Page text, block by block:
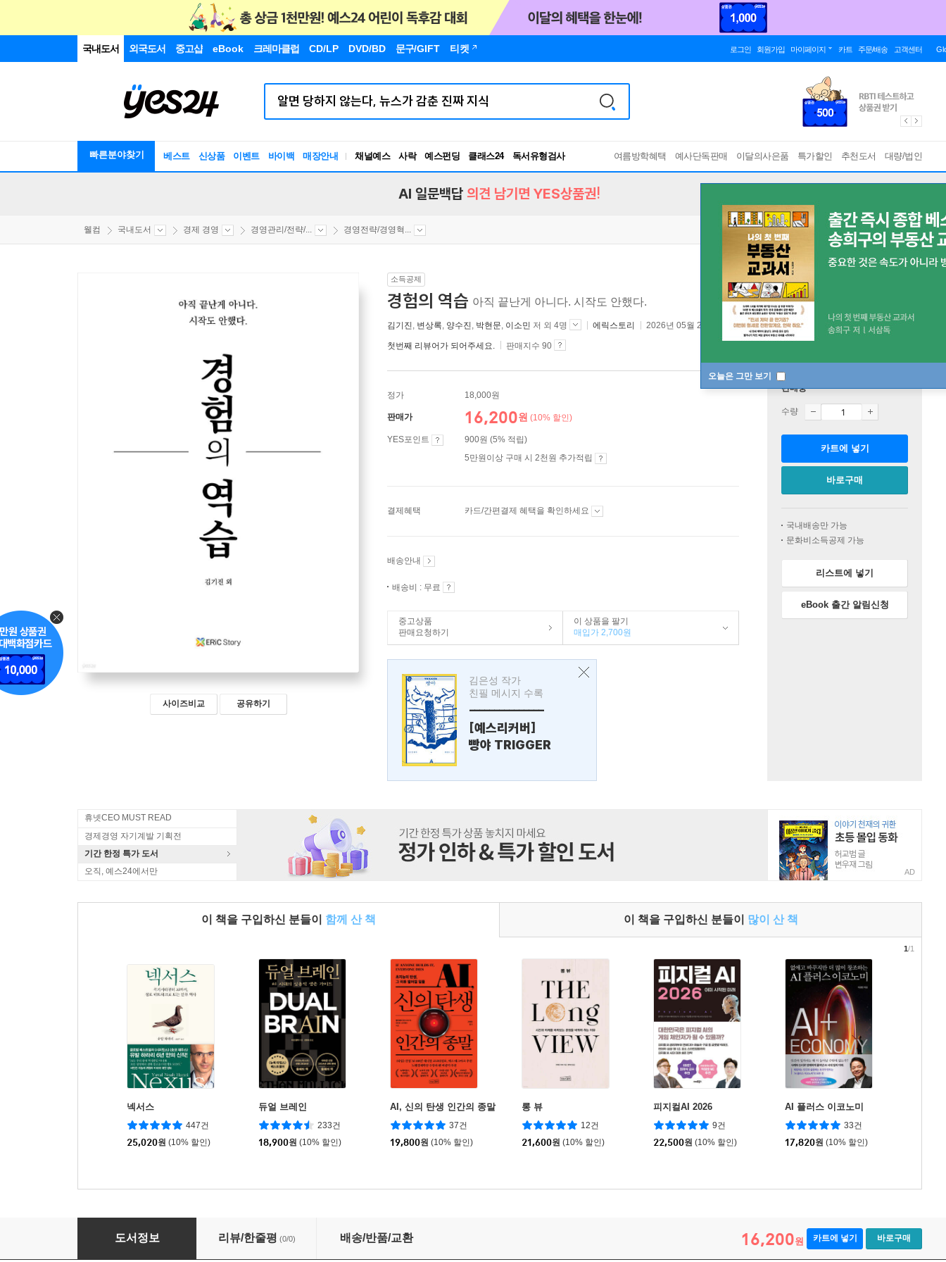
국내도서 외국도서 중고샵 eBook 크레마클럽 CD/LP DVD/BD 문구/GIFT 티켓 로그인 회원가입 마이페이지 카트 주문/배송 고객센터
빠른분야찾기 베스트 신상품 이벤트 바이백 매장안내 채널예스 사락 예스펀딩 클래스24
독서유형검사
RBTI Lab
여름방학혜택 예사단독판매 이달의사은품 특가할인 추천도서 대량/법인
오늘은 그만 보기
AI 일문백답 의견 남기면 YES상품권!
웰컴 국내도서 경제 경영 경영관리/전략/... 경영전략/경영혁...
사이즈비교 공유하기
소득공제
경험의 역습 아직 끝난게 아니다. 시작도 안했다.
김기진 , 변상록, 양수진 , 박현문, 이소민 저 외 4명 에릭스토리 2026년 05월 21일
첫번째 리뷰어가 되어주세요. 판매지수 90
정가 18,000원
판매가 16,200원 (10% 할인)
YES포인트
900원 (5% 적립)
5만원이상 구매 시 2천원 추가적립
결제혜택 카드/간편결제 혜택을 확인하세요
배송안내
배송비 : 무료
중고상품
판매요청하기
이 상품을 팔기
매입가 2,700원
김은성 작가
친필 메시지 수록
---------------
[예스리커버]
빵야 TRIGGER
판매중
수량
카트에 넣기
바로구매
국내배송만 가능
문화비소득공제 가능
리스트에 넣기
eBook 출간 알림신청
휴넷CEO MUST READ
경제경영 자기계발 기획전
기간 한정 특가 도서
오직, 예스24에서만
AD
이 책을 구입하신 분들이 함께 산 책 이 책을 구입하신 분들이 많이 산 책
넥서스
447건
25,020원 (10% 할인)
듀얼 브레인
233건
18,900원 (10% 할인)
AI, 신의 탄생 인간의 종말
37건
19,800원 (10% 할인)
롱 뷰
12건
21,600원 (10% 할인)
피지컬AI 2026
9건
22,500원 (10% 할인)
AI 플러스 이코노미
33건
17,820원 (10% 할인)
1/1
경험의 역습
도서정보 리뷰/한줄평 (0/0) 배송/반품/교환 16,200원 카트에 넣기 바로구매